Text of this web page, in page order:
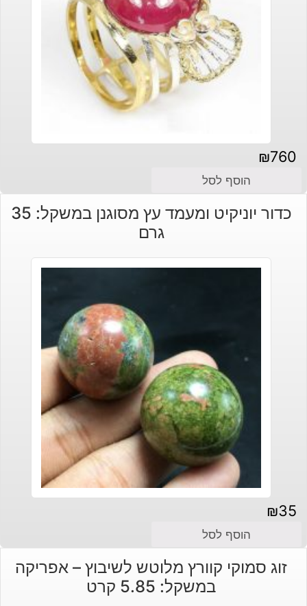
₪760
הוסף לסל
כדור יוניקיט ומעמד עץ מסוגנן במשקל: 35
גרם
₪35
הוסף לסל
זוג סמוקי קוורץ מלוטש לשיבוץ – אפריקה
במשקל: 5.85 קרט